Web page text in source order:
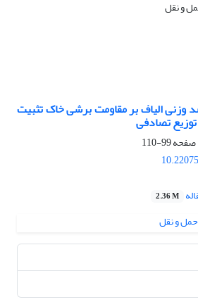
وزنی الیاف بر مقاومت برشی خاک تثبیت
تصادفی
99-110
2.36 M